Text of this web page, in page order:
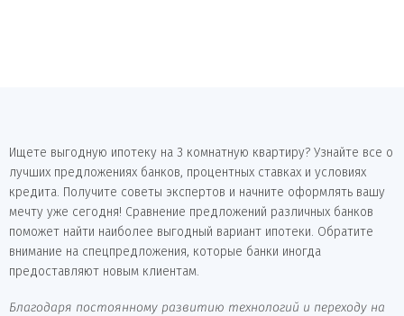
Ищете выгодную ипотеку на 3 комнатную квартиру? Узнайте все о
лучших предложениях банков, процентных ставках и условиях
кредита. Получите советы экспертов и начните оформлять вашу
мечту уже сегодня! Сравнение предложений различных банков
поможет найти наиболее выгодный вариант ипотеки. Обратите
внимание на спецпредложения, которые банки иногда
предоставляют новым клиентам.
Благодаря постоянному развитию технологий и переходу на